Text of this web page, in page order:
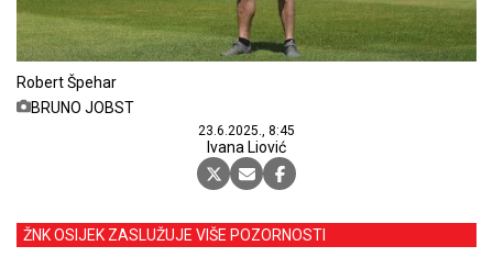
Robert Špehar
BRUNO JOBST
23.6.2025., 8:45
Ivana Liović
ŽNK OSIJEK ZASLUŽUJE VIŠE POZORNOSTI